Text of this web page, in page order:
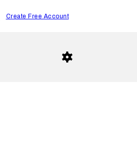
Create Free Account